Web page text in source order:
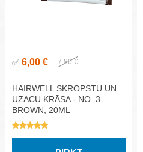
✅ 6,00 € 7,80 €
HAIRWELL SKROPSTU UN
UZACU KRĀSA - NO. 3
BROWN, 20ML